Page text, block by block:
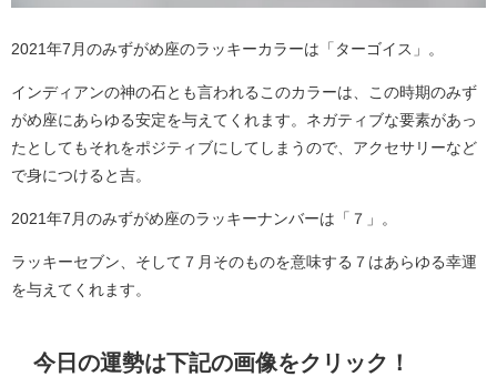
2021年7月のみずがめ座のラッキーカラーは「ターゴイス」。
インディアンの神の石とも言われるこのカラーは、この時期のみず
がめ座にあらゆる安定を与えてくれます。ネガティブな要素があっ
たとしてもそれをポジティブにしてしまうので、アクセサリーなど
で身につけると吉。
2021年7月のみずがめ座のラッキーナンバーは「７」。
ラッキーセブン、そして７月そのものを意味する７はあらゆる幸運
を与えてくれます。
今日の運勢は下記の画像をクリック！